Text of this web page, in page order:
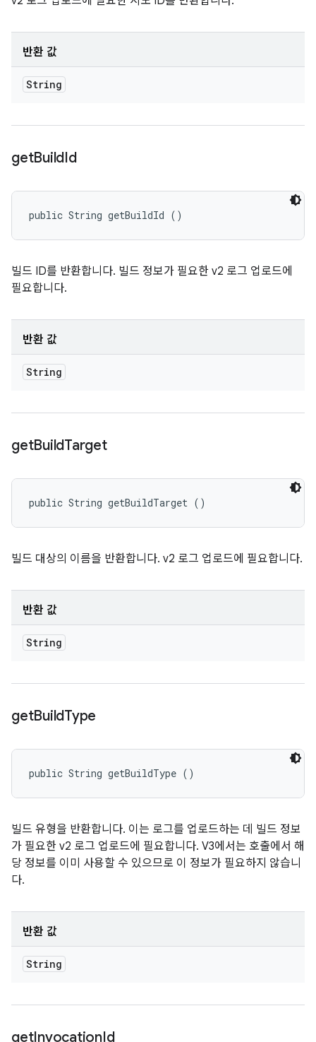
반환 값
String
getBuildId
public String getBuildId ()
빌드 ID를 반환합니다. 빌드 정보가 필요한 v2 로그 업로드에
필요합니다.
반환 값
String
getBuildTarget
public String getBuildTarget ()
빌드 대상의 이름을 반환합니다. v2 로그 업로드에 필요합니다.
반환 값
String
getBuildType
public String getBuildType ()
빌드 유형을 반환합니다. 이는 로그를 업로드하는 데 빌드 정보
가 필요한 v2 로그 업로드에 필요합니다. V3에서는 호출에서 해
당 정보를 이미 사용할 수 있으므로 이 정보가 필요하지 않습니
다.
반환 값
String
getInvocationId